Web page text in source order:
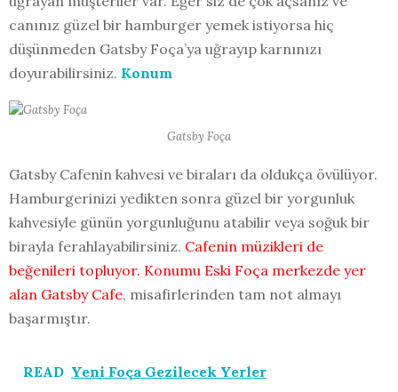
canınız güzel bir hamburger yemek istiyorsa hiç
düşünmeden Gatsby Foça’ya uğrayıp karnınızı
doyurabilirsiniz. Konum
Gatsby Foça
Gatsby Cafenin kahvesi ve biraları da oldukça övülüyor.
Hamburgerinizi yedikten sonra güzel bir yorgunluk
kahvesiyle günün yorgunluğunu atabilir veya soğuk bir
birayla ferahlayabilirsiniz. Cafenin müzikleri de
beğenileri topluyor. Konumu Eski Foça merkezde yer
alan Gatsby Cafe, misafirlerinden tam not almayı
başarmıştır.
READ Yeni Foça Gezilecek Yerler